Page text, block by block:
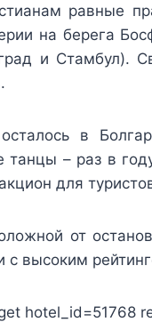
равные
на берега
и Стамбул).
осталось в
танцы – раз в
для
от
с высоким
hotel_id=51768